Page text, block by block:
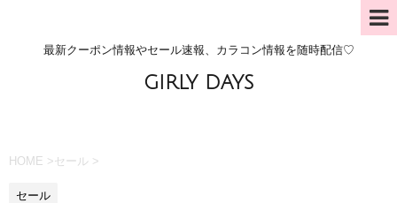
最新クーポン情報やセール速報、カラコン情報を随時配信♡
GIRLY DAYS
HOME >セール >
セール